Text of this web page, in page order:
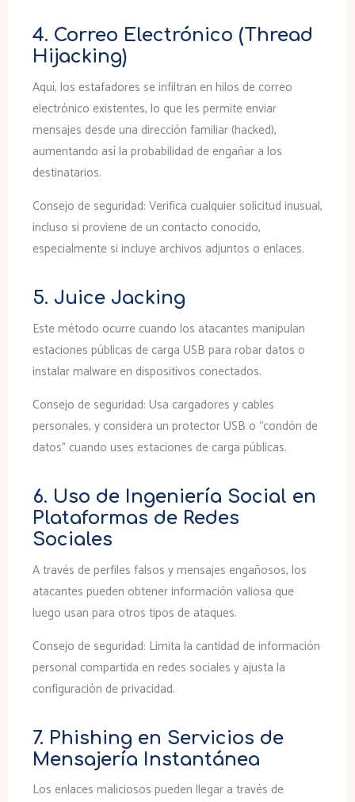
4. Correo Electrónico (Thread
Hijacking)
Aquí, los estafadores se infiltran en hilos de correo
electrónico existentes, lo que les permite enviar
mensajes desde una dirección familiar (hacked),
aumentando así la probabilidad de engañar a los
destinatarios.
Consejo de seguridad: Verifica cualquier solicitud inusual,
incluso si proviene de un contacto conocido,
especialmente si incluye archivos adjuntos o enlaces.
5. Juice Jacking
Este método ocurre cuando los atacantes manipulan
estaciones públicas de carga USB para robar datos o
instalar malware en dispositivos conectados.
Consejo de seguridad: Usa cargadores y cables
personales, y considera un protector USB o “condón de
datos” cuando uses estaciones de carga públicas.
6. Uso de Ingeniería Social en
Plataformas de Redes
Sociales
A través de perfiles falsos y mensajes engañosos, los
atacantes pueden obtener información valiosa que
luego usan para otros tipos de ataques.
Consejo de seguridad: Limita la cantidad de información
personal compartida en redes sociales y ajusta la
configuración de privacidad.
7. Phishing en Servicios de
Mensajería Instantánea
Los enlaces maliciosos pueden llegar a través de